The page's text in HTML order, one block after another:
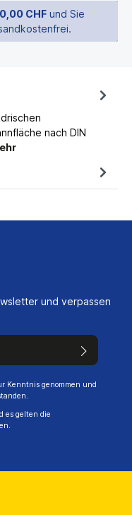
CHF und Sie
nach DIN
und verpassen
Kenntnis genommen und
es gelten die